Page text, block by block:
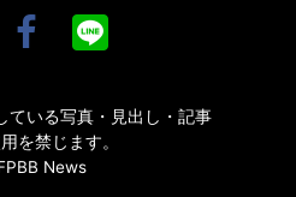
ている写真・見出し・記事
を禁じます。
News